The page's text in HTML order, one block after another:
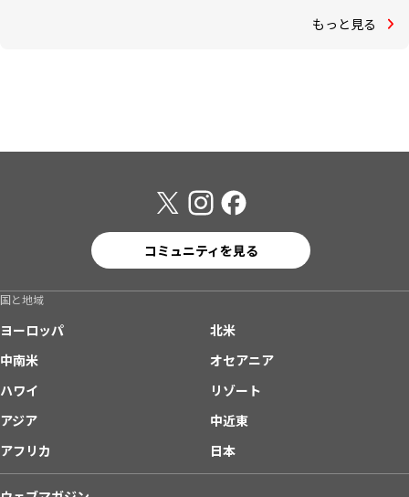
もっと見る
コミュニティを見る
国と地域
ヨーロッパ
北米
中南米
オセアニア
ハワイ
リゾート
アジア
中近東
アフリカ
日本